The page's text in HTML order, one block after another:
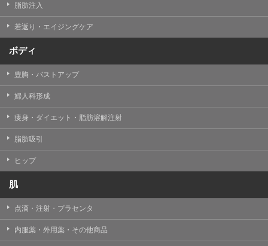
脂肪注入
若返り・エイジングケア
ボディ
豊胸・バストアップ
婦人科形成
痩身・ダイエット・脂肪溶解注射
脂肪吸引
ヒップ
肌
点滴・注射・プラセンタ
内服薬・外用薬・その他商品